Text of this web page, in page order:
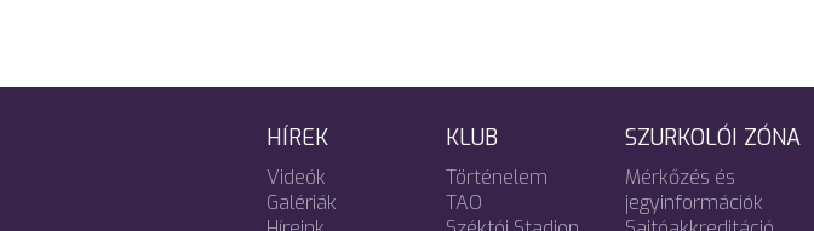
HÍREK
Videók
Galériák
KLUB
Történelem
TAO
SZURKOLÓI ZÓNA
Mérkőzés és
jegyinformációk